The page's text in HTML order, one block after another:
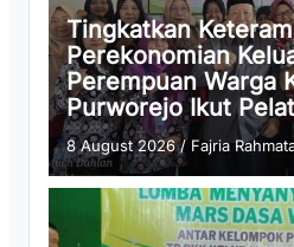
Tingkatkan
Perekonomian
Perempuan Warga
Purworejo Ikut
8 August 2026/ Fajria